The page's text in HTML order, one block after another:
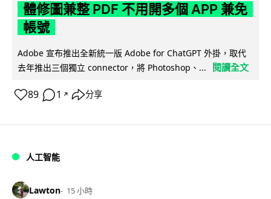
體修圖兼整 PDF 不用開多個 APP 兼免
帳號
Adobe 宣布推出全新統一版 Adobe for ChatGPT 外掛，取代
去年推出三個獨立 connector，將 Photoshop、...
閱讀全文
89 1 ↗ 分享
人工智能
Lawton 15 小時